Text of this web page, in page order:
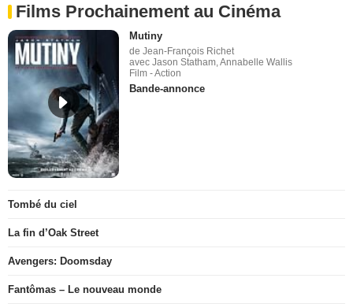
Films Prochainement au Cinéma
Mutiny
de Jean-François Richet
avec Jason Statham, Annabelle Wallis
Film - Action
Bande-annonce
Tombé du ciel
La fin d’Oak Street
Avengers: Doomsday
Fantômas – Le nouveau monde